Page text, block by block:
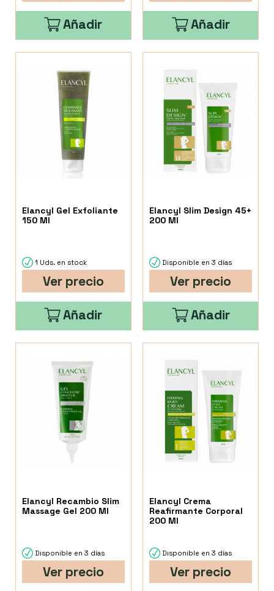
Añadir Añadir
Elancyl Gel Exfoliante
150 Ml
1 Uds. en stock
Ver precio
Añadir
Elancyl Slim Design 45+
200 Ml
Disponible en 3 días
Ver precio
Añadir
Elancyl Recambio Slim
Massage Gel 200 Ml
Disponible en 3 días
Ver precio
Elancyl Crema
Reafirmante Corporal
200 Ml
Disponible en 3 días
Ver precio